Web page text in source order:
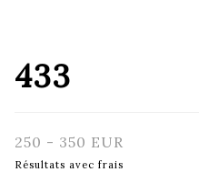
433
250 - 350 EUR
Résultats avec frais